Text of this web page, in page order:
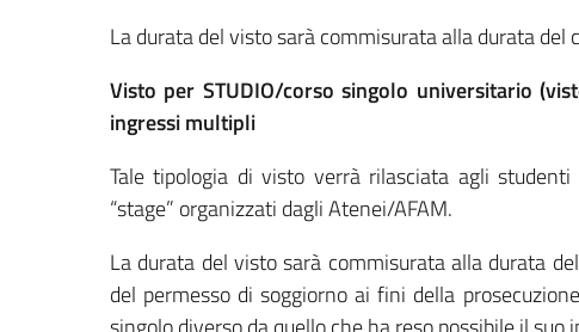
La durata del visto sarà commisurata alla durata del
Visto per STUDIO/corso singolo universitario
ingressi multipli
Tale tipologia di visto verrà rilasciata agli
“stage” organizzati dagli Atenei/AFAM.
La durata del visto sarà commisurata alla durata
del permesso di soggiorno ai fini della